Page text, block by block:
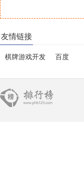
友情链接
棋牌游戏开发 百度